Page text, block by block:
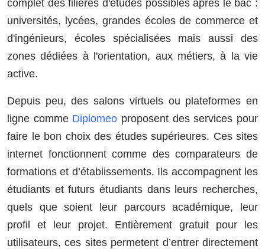
complet des filières d'études possibles après le bac :
universités, lycées, grandes écoles de commerce et
d'ingénieurs, écoles spécialisées mais aussi des
zones dédiées à l'orientation, aux métiers, à la vie
active.
Depuis peu, des salons virtuels ou plateformes en
ligne comme Diplomeo proposent des services pour
faire le bon choix des études supérieures. Ces sites
internet fonctionnent comme des comparateurs de
formations et d’établissements. Ils accompagnent les
étudiants et futurs étudiants dans leurs recherches,
quels que soient leur parcours académique, leur
profil et leur projet. Entièrement gratuit pour les
utilisateurs, ces sites permetent d’entrer directement